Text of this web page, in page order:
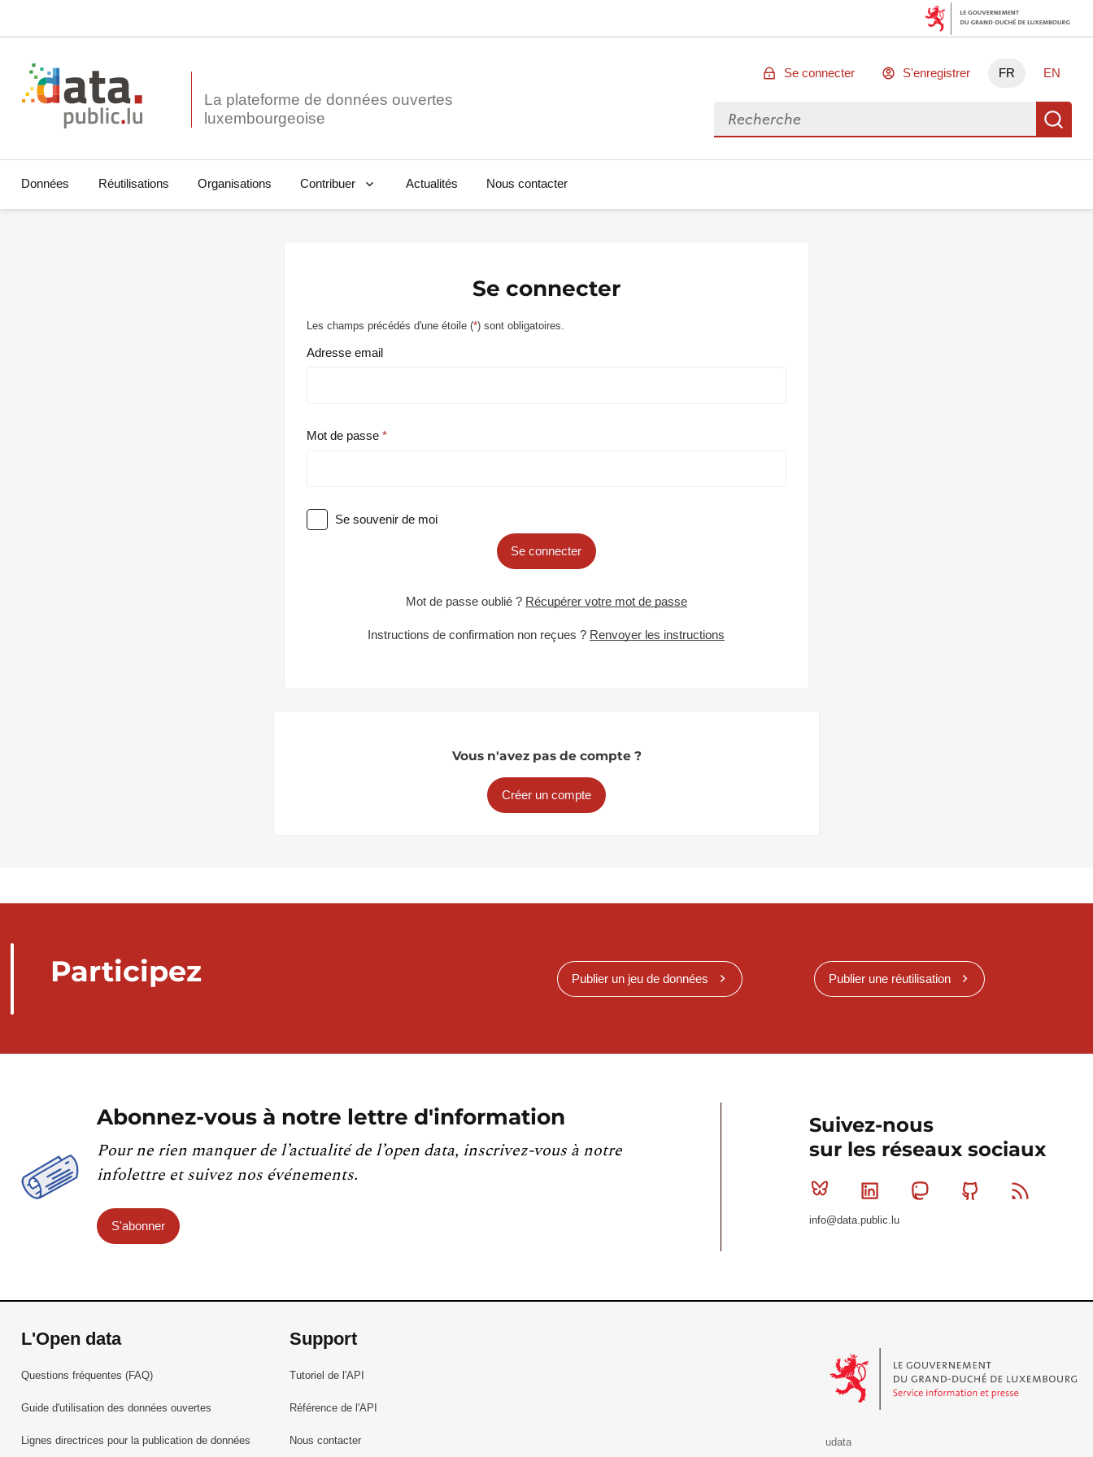
La plateforme de données ouvertes
Se connecter S'enregistrer FR EN
Rechercher des données
Données Réutilisations Organisations Contribuer Actualités Nous contacter
Se connecter
Les champs précédés d'une étoile (*) sont obligatoires.
Adresse email
Mot de passe
Se souvenir de moi
Se connecter
Mot de passe oublié ? Récupérer votre mot de passe
Instructions de confirmation non reçues ? Renvoyer les instructions
Vous n'avez pas de compte ?
Créer un compte
Participez Publier un jeu de données Publier une réutilisation
Abonnez-vous à notre lettre d'information
Pour ne rien manquer de l’actualité de l’open data, inscrivez-vous à notre
infolettre et suivez nos événements.
S'abonner
Suivez-nous
sur les réseaux sociaux
Bluesky Linkedin MastodonGithub
info@data.public.lu
L'Open data
Questions fréquentes (FAQ)
Guide d'utilisation des données ouvertes
Lignes directrices pour la publication de données
Support
Tutoriel de l'API
Référence de l'API
Nous contacter
udata